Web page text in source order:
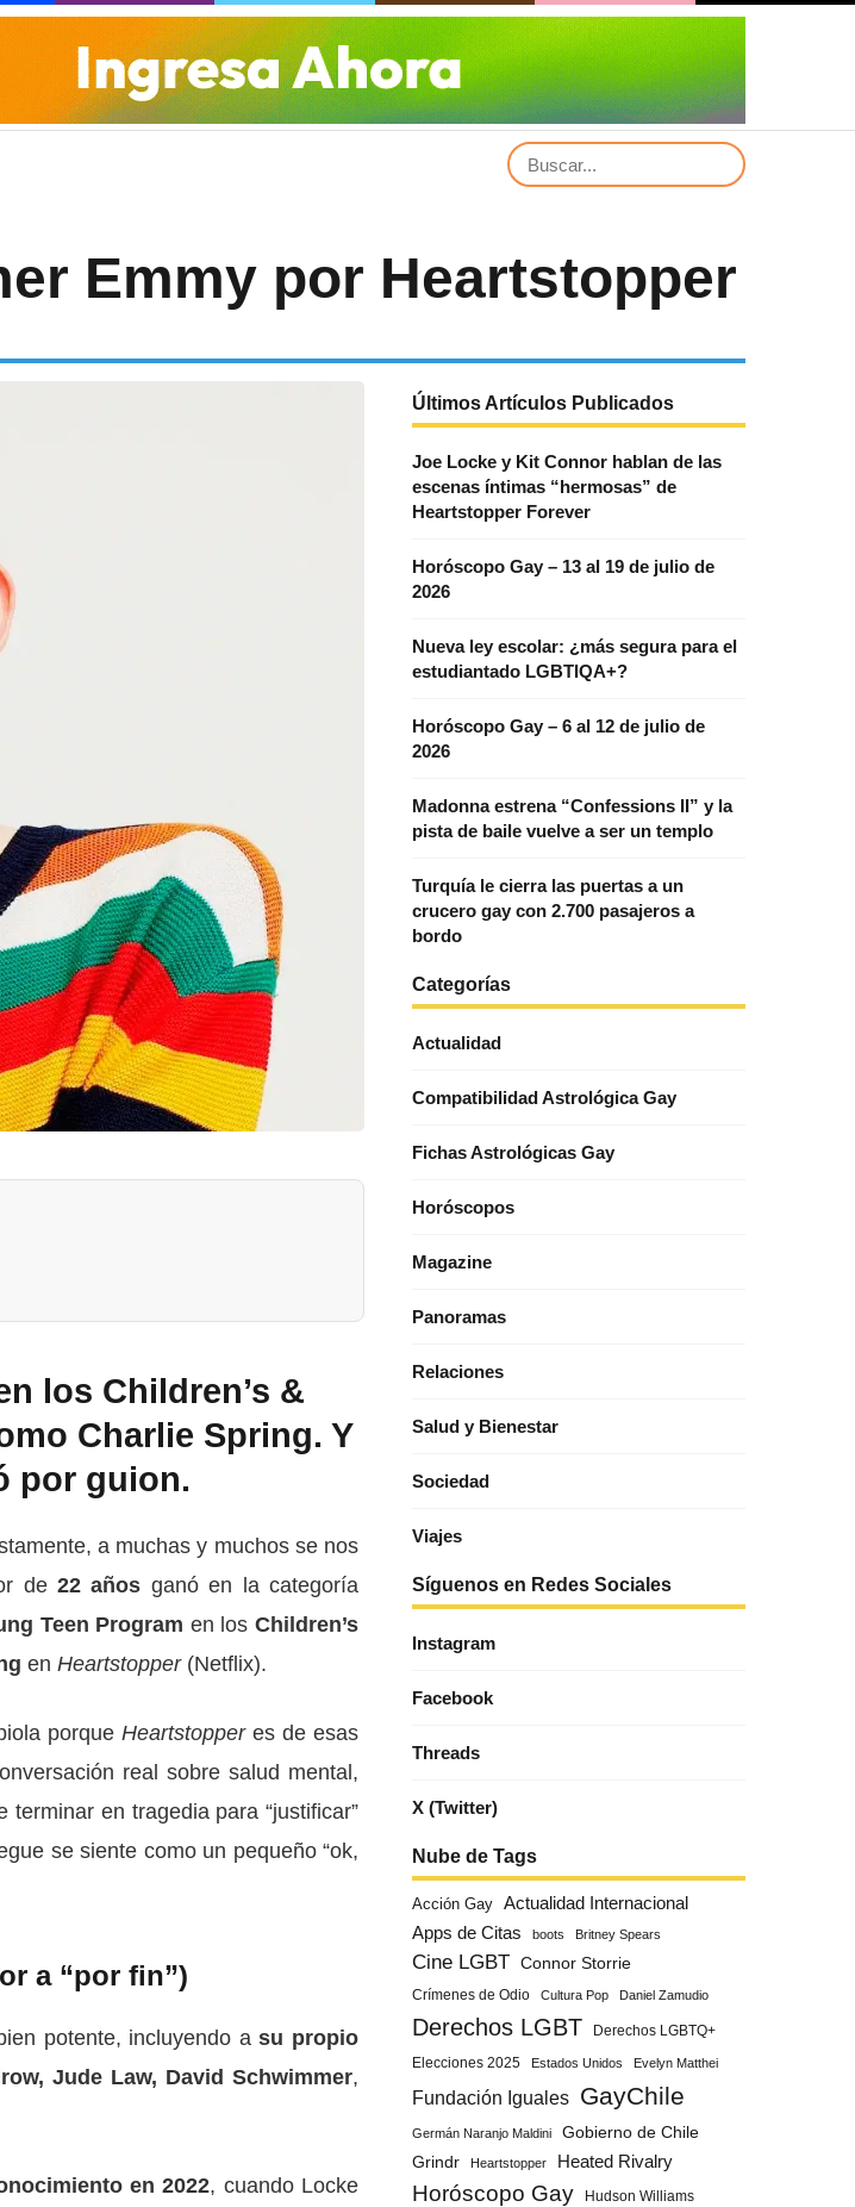
Emmy por Heartstopper
los Children’s &
Charlie Spring. Y
por guion.
a muchas y muchos se nos
de22 años ganó en la categoría
Teen Program en losChildren’s
en Heartstopper(Netflix).
porqueHeartstopperes de esas
real sobre salud mental,
en tragedia para “justificar”
se siente como un pequeño “ok,
a “por fin”)
potente, incluyendo asu propio
Jude Law, David Schwimmer,
en 2022, cuando Locke
Últimos Artículos Publicados
Joe Locke y Kit Connor hablan de las
escenas íntimas “hermosas” de
Heartstopper Forever
Horóscopo Gay – 13 al 19 de julio de
2026
Nueva ley escolar: ¿más segura para el
estudiantado LGBTIQA+?
Horóscopo Gay – 6 al 12 de julio de
2026
Madonna estrena “Confessions II” y la
pista de baile vuelve a ser un templo
Turquía le cierra las puertas a un
crucero gay con 2.700 pasajeros a
bordo
Categorías
Actualidad
Compatibilidad Astrológica Gay
Fichas Astrológicas Gay
Horóscopos
Magazine
Panoramas
Relaciones
Salud y Bienestar
Sociedad
Viajes
Síguenos en Redes Sociales
Instagram
Facebook
Threads
X (Twitter)
Nube de Tags
Acción Gay
Actualidad Internacional
Apps de Citas
boots Britney Spears
Cine LGBT Connor Storrie
Crímenes de Odio Cultura Pop Daniel Zamudio
Derechos LGBT
Derechos LGBTQ+
Elecciones 2025
Estados Unidos Evelyn Matthei
Fundación Iguales GayChile
Germán Naranjo Maldini
Gobierno de Chile
Grindr
Heartstopper Heated Rivalry
Horóscopo Gay Hudson Williams